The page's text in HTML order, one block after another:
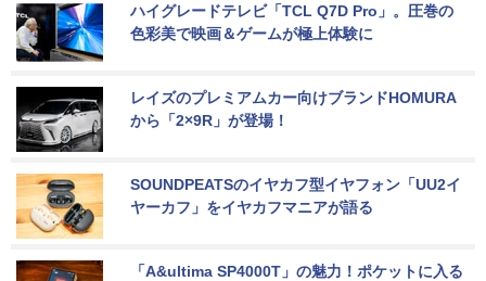
ハイグレードテレビ「TCL Q7D Pro」。圧巻の
色彩美で映画＆ゲームが極上体験に
レイズのプレミアムカー向けブランドHOMURA
から「2×9R」が登場！
SOUNDPEATSのイヤカフ型イヤフォン「UU2イ
ヤーカフ」をイヤカフマニアが語る
「A&ultima SP4000T」の魅力！ポケットに入る